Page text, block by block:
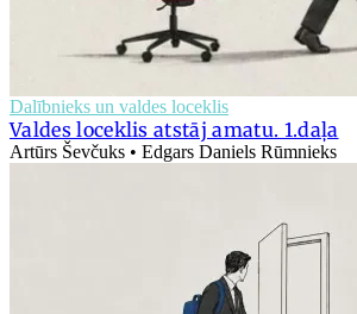
Dalībnieks un valdes loceklis
Valdes loceklis atstāj amatu. 1.daļa
Artūrs Ševčuks • Edgars Daniels Rūmnieks